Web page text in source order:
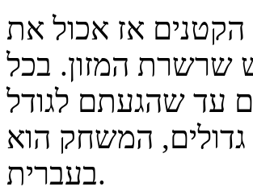
הקטנים אז אכול את
שרשרת המזון. בכל
עד שהגעתם לגודל
גדולים, המשחק הוא
בעברית.